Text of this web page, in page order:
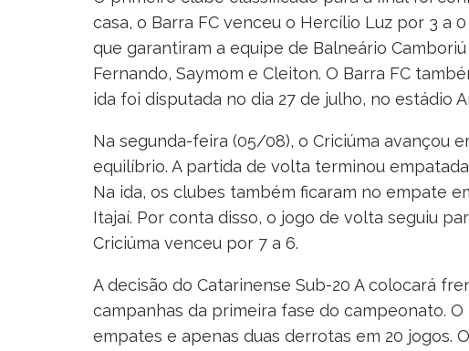
casa, o Barra FC venceu o Hercílio Luz por 3 a
que garantiram a equipe de Balneário
Fernando, Saymom e Cleiton. O Barra FC
ida foi disputada no dia 27 de julho, no estádio
Na segunda-feira (05/08), o Criciúma avançou
equilíbrio. A partida de volta terminou
Na ida, os clubes também ficaram no empate
Itajaí. Por conta disso, o jogo de volta seguiu
Criciúma venceu por 7 a 6.
A decisão do Catarinense Sub-20 A colocará
campanhas da primeira fase do campeonato.
empates e apenas duas derrotas em 20 jogos.